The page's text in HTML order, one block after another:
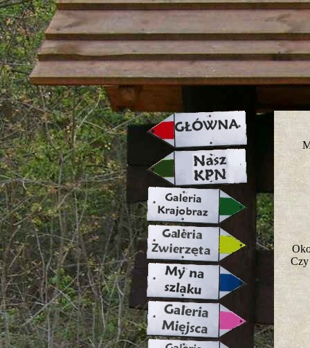
strona w naprawie zapraszamy
Czy